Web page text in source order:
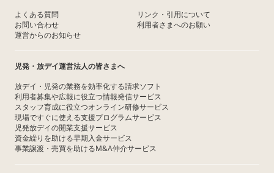
よくある質問
お問い合わせ
運営からのお知らせ
リンク・引用について
利用者さまへのお願い
児発・放デイ運営法人の皆さまへ
放デイ・児発の業務を効率化する請求ソフト
利用者募集や広報に役立つ情報発信サービス
スタッフ育成に役立つオンライン研修サービス
現場ですぐに使える支援プログラムサービス
児発放デイの開業支援サービス
資金繰りを助ける早期入金サービス
事業譲渡・売買を助けるM&A仲介サービス